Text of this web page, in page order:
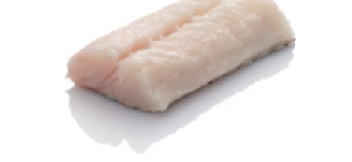
Fast Food
Aktivity
Denní aktivity
Cviky
Premium